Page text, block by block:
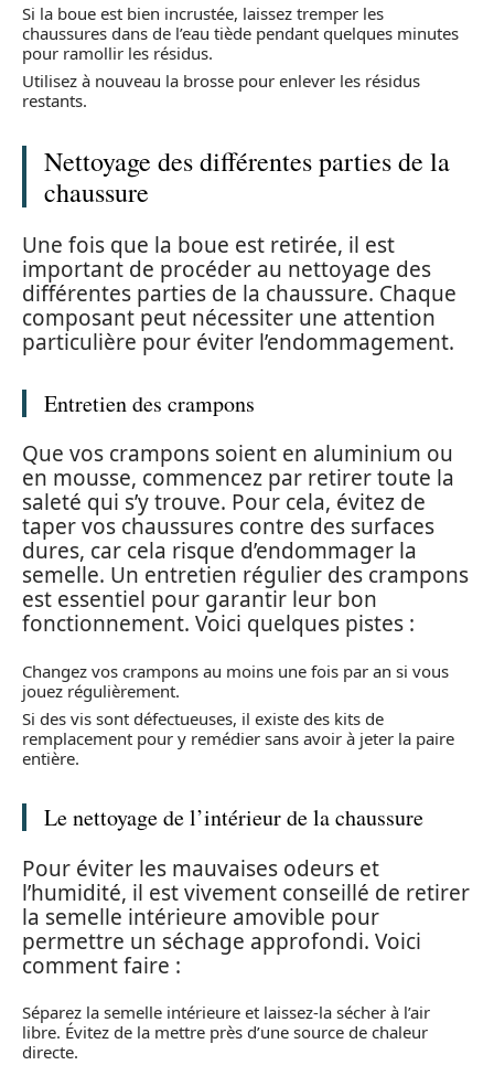
Si la boue est bien incrustée, laissez tremper les
chaussures dans de l’eau tiède pendant quelques minutes
pour ramollir les résidus.
Utilisez à nouveau la brosse pour enlever les résidus
restants.
Nettoyage des différentes parties de la
chaussure
Une fois que la boue est retirée, il est
important de procéder au nettoyage des
différentes parties de la chaussure. Chaque
composant peut nécessiter une attention
particulière pour éviter l’endommagement.
Entretien des crampons
Que vos crampons soient en aluminium ou
en mousse, commencez par retirer toute la
saleté qui s’y trouve. Pour cela, évitez de
taper vos chaussures contre des surfaces
dures, car cela risque d’endommager la
semelle. Un entretien régulier des crampons
est essentiel pour garantir leur bon
fonctionnement. Voici quelques pistes :
Changez vos crampons au moins une fois par an si vous
jouez régulièrement.
Si des vis sont défectueuses, il existe des kits de
remplacement pour y remédier sans avoir à jeter la paire
entière.
Le nettoyage de l’intérieur de la chaussure
Pour éviter les mauvaises odeurs et
l’humidité, il est vivement conseillé de retirer
la semelle intérieure amovible pour
permettre un séchage approfondi. Voici
comment faire :
Séparez la semelle intérieure et laissez-la sécher à l’air
libre. Évitez de la mettre près d’une source de chaleur
directe.